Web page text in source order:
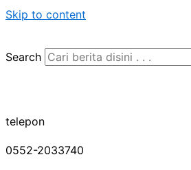
Skip to content
Search
telepon
0552-2033740